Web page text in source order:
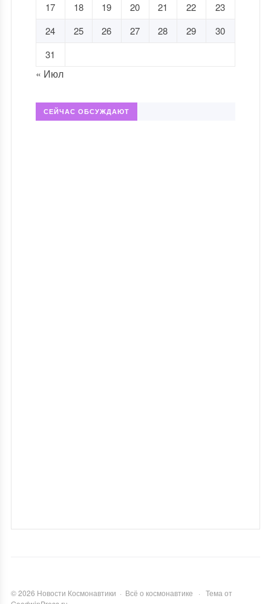
17
18 19 20 21 22
23
24
25 26 27 28 29
30
31
« Июл
СЕЙЧАС ОБСУЖДАЮТ
©2026 Новости Космонавтики · Всё о космонавтике · Тема от